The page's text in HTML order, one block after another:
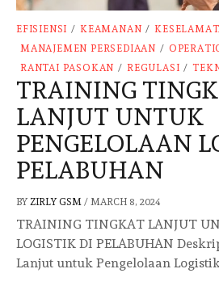
EFISIENSI / KEAMANAN /
MANAJEMEN PERSEDIAAN /
RANTAI PASOKAN / REGULASI /
TRAINING
LANJUT UNTUK
PENGELOLAAN
PELABUHAN
BY ZIRLY GSM / MARCH 8, 2024
TRAINING TINGKAT LANJUT
LOGISTIK DI PELABUHAN
Lanjut untuk Pengelolaan